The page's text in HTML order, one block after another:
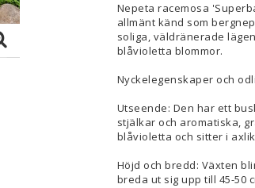
Nepeta racemosa
allmänt känd som
soliga, väldränerade
blåvioletta blommor.
Nyckelegenskaper och
Utseende: Den har ett
stjälkar och aromatiska,
blåvioletta och sitter i
Höjd och bredd: Växten
breda ut sig upp till 45-50